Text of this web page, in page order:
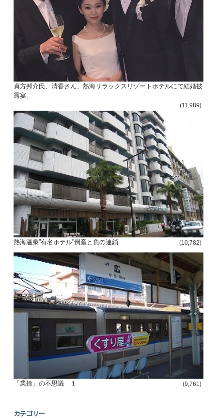
貞方邦介氏、清香さん、熱海リラックスリゾートホテルにて結婚披
露宴。
(11,989)
熱海温泉”有名ホテル”倒産と負の連鎖 (10,782)
「業捨」の不思議 １ (9,761)
カテゴリー